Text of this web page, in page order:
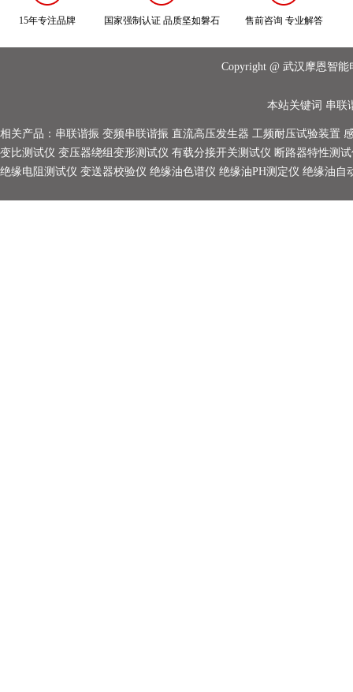
15年专注品牌 国家强制认证 品质坚如磐石 售前咨询 专业解答
Copyright @ 武汉摩恩智
本站关键词 串联
相关产品： 串联谐振 变频串联谐振 直流高压发生器 工频耐压试验装置
变比测试仪 变压器绕组变形测试仪 有载分接开关测试仪 断路器特性测
绝缘电阻测试仪 变送器校验仪 绝缘油色谱仪 绝缘油PH测定仪 绝缘油自